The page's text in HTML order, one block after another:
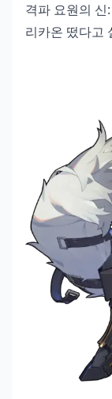
격파 요원의
리카온 떴다고